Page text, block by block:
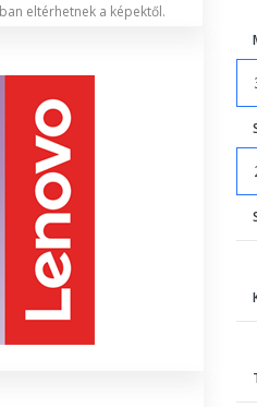
eltérhetnek a képektől.